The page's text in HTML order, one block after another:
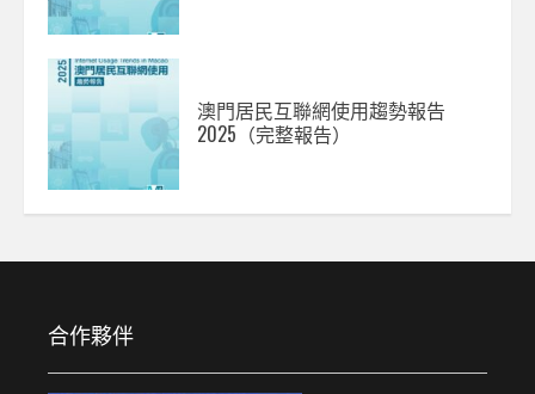
澳門居民互聯網使用趨勢報告
2025（完整報告）
合作夥伴